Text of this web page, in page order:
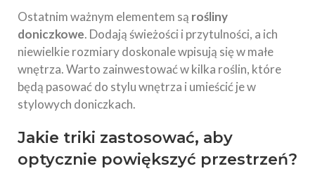
Ostatnim ważnym elementem są rośliny
doniczkowe. Dodają świeżości i przytulności, a ich
niewielkie rozmiary doskonale wpisują się w małe
wnętrza. Warto zainwestować w kilka roślin, które
będą pasować do stylu wnętrza i umieścić je w
stylowych doniczkach.
Jakie triki zastosować, aby
optycznie powiększyć przestrzeń?